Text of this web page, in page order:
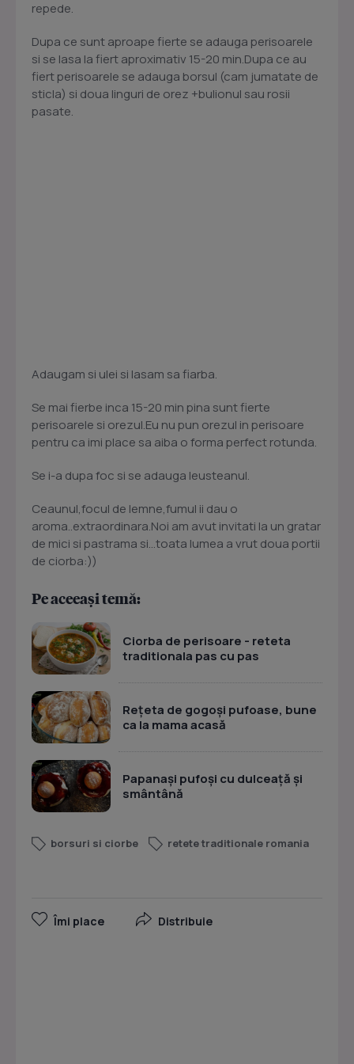
repede.
Dupa ce sunt aproape fierte se adauga perisoarele
si se lasa la fiert aproximativ 15-20 min.Dupa ce au
fiert perisoarele se adauga borsul (cam jumatate de
sticla) si doua linguri de orez +bulionul sau rosii
pasate.
Adaugam si ulei si lasam sa fiarba.
Se mai fierbe inca 15-20 min pina sunt fierte
perisoarele si orezul.Eu nu pun orezul in perisoare
pentru ca imi place sa aiba o forma perfect rotunda.
Se i-a dupa foc si se adauga leusteanul.
Ceaunul,focul de lemne,fumul ii dau o
aroma..extraordinara.Noi am avut invitati la un gratar
de mici si pastrama si...toata lumea a vrut doua portii
de ciorba:))
Pe aceeași temă:
Ciorba de perisoare - reteta
traditionala pas cu pas
Rețeta de gogoși pufoase, bune
ca la mama acasă
Papanași pufoși cu dulceață și
smântână
borsuri si ciorbe retete traditionale romania
Îmi place Distribuie